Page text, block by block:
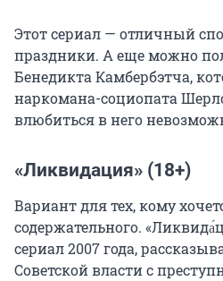
Этот сериал — отличный
праздники. А еще можно
Бенедикта Камбербэтча,
наркомана-социопата
влюбиться в него
«Ликвидация» (18+)
Вариант для тех, кому
содержательного.
сериал 2007 года,
Советской власти с